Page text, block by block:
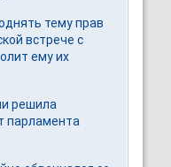
тему прав
встрече с
ему их
решила
парламента